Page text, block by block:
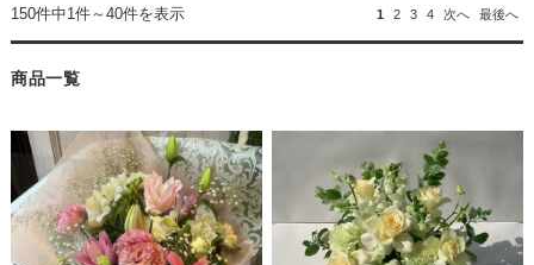
150件中1件～40件を表示 1 2 3 4 次へ 最後へ
商品一覧